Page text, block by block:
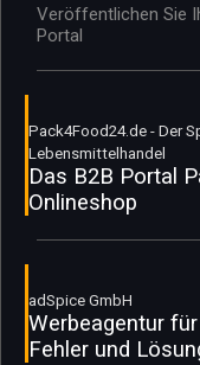
Veröffentlichen Sie
Portal
Pack4Food24.de - Der
Lebensmittelhandel
Das B2B Portal
Onlineshop
adSpice GmbH
Werbeagentur
Fehler und